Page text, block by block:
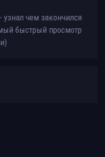
узнал чем закончился
быстрый просмотр